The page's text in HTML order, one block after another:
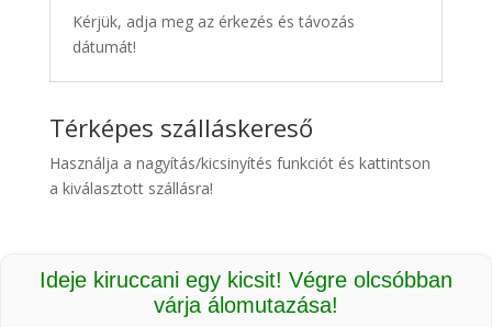
Kérjük, adja meg az érkezés és távozás
dátumát!
Térképes szálláskereső
Használja a nagyítás/kicsinyítés funkciót és kattintson
a kiválasztott szállásra!
Ideje kiruccani egy kicsit! Végre olcsóbban
várja álomutazása!